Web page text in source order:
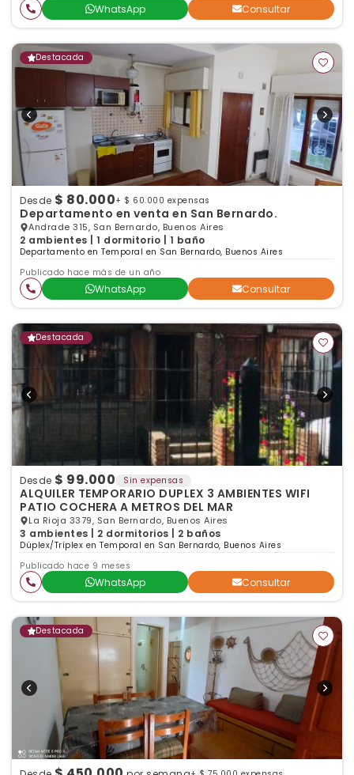
WhatsApp Consultar
Destacada
Desde $ 80.000+ $ 60.000 expensas
Departamento en venta en San Bernardo.
Andrade 315, San Bernardo, Buenos Aires
2 ambientes | 1 dormitorio | 1 baño
Departamento en Temporal en San Bernardo, Buenos Aires
Publicado hace más de un año
WhatsApp Consultar
Destacada
Desde $ 99.000 Sin expensas
ALQUILER TEMPORARIO DUPLEX 3 AMBIENTES WIFI
PATIO COCHERA A METROS DEL MAR
La Rioja 3379, San Bernardo, Buenos Aires
3 ambientes | 2 dormitorios | 2 baños
Dúplex/Tríplex en Temporal en San Bernardo, Buenos Aires
Publicado hace 9 meses
WhatsApp Consultar
Destacada